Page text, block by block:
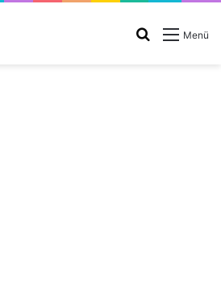
Menü
Arama